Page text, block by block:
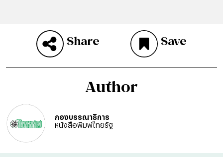
Share Save
Author
กองบรรณาธิการ
หนังสือพิมพ์ไทยรัฐ